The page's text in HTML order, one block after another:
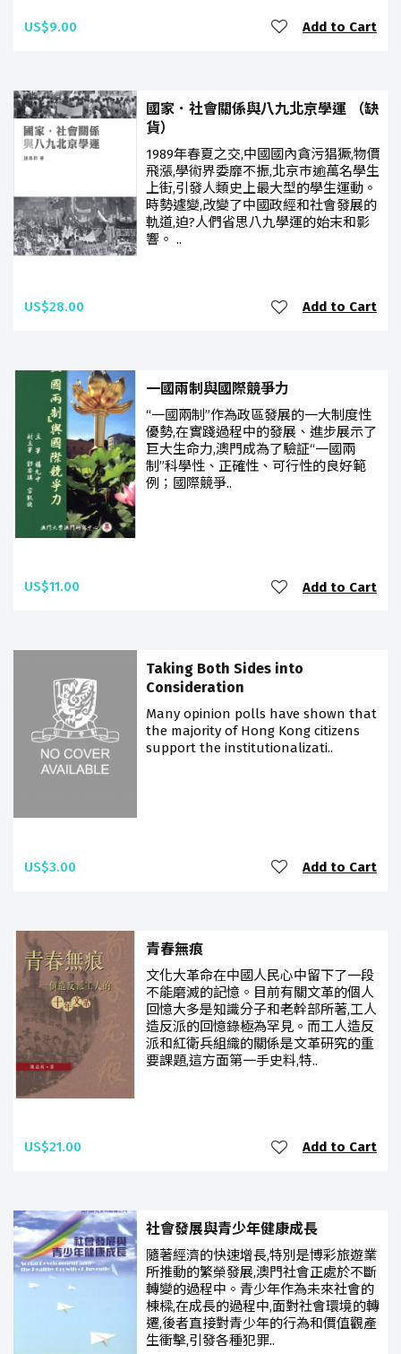
US$9.00 Add to Cart
國家．社會關係與八九北京學運 （缺
貨）
1989年春夏之交,中國國內貪污猖獗,物價
飛漲,學術界委靡不振,北京巿逾萬名學生
上街,引發人類史上最大型的學生運動。
時勢遽變,改變了中國政經和社會發展的
軌道,迫?人們省思八九學運的始末和影
響。 ..
US$28.00 Add to Cart
一國兩制與國際競爭力
“一國兩制”作為政區發展的一大制度性
優勢,在實踐過程中的發展、進步展示了
巨大生命力,澳門成為了驗証“一國兩
制”科學性、正確性、可行性的良好範
例；國際競爭..
US$11.00 Add to Cart
Taking Both Sides into
Consideration
Many opinion polls have shown that
the majority of Hong Kong citizens
support the institutionalizati..
US$3.00 Add to Cart
青春無痕
文化大革命在中國人民心中留下了一段
不能磨滅的記憶。目前有關文革的個人
回憶大多是知識分子和老幹部所著,工人
造反派的回憶錄極為罕見。而工人造反
派和紅衛兵組織的關係是文革研究的重
要課題,這方面第一手史料,特..
US$21.00 Add to Cart
社會發展與青少年健康成長
隨著經濟的快速增長,特別是博彩旅遊業
所推動的繁榮發展,澳門社會正處於不斷
轉變的過程中。青少年作為未來社會的
棟樑,在成長的過程中,面對社會環境的轉
遷,後者直接對青少年的行為和價值觀產
生衝擊,引發各種犯罪..